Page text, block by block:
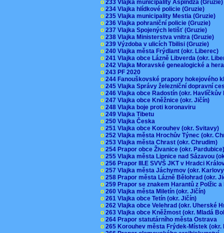
o 233 Vlajka municipality Aspindza
o 234 Vlajka hlídkové policie (Gruzie)
o 235 Vlajka municipality Mestia (Gruzie)
o 236 Vlajka pohraniční policie (Gruzie)
o 237 Vlajka Spojených letišť (Gruzie)
o 238 Vlajka Ministerstva vnitra (Gruzie)
o 239 Výzdoba v ulicích Tbilisi (Gruzie)
o 240 Vlajka města Frýdlant (okr. Liberec)
o 241 Vlajka obce Lázně Libverda (okr.
o 242 Vlajka Moravské genealogické a
o 243 PF 2020
o 244 Fanouškovské prapory hokejového
o 245 Vlajka Správy železniční dopravní
o 246 Vlajka obce Radostín (okr.
o 247 Vlajka obce Kněžnice (okr. Jičín)
o 248 Vlajka boje proti koronaviru
o 249 Vlajka Tibetu
o 250 Vlajka Česka
o 251 Vlajka obce Korouhev (okr. Svitavy)
o 252 Vlajka města Hrochův Týnec (okr.
o 253 Vlajka města Chrast (okr. Chrudim)
o 254 Prapor obce Živanice (okr.
o 255 Vlajka města Lipnice nad Sázavou
o 256 Prapor III.E SVVŠ JKT v Hradci
o 257 Vlajka města Jáchymov (okr.
o 258 Prapor města Lázně Bělohrad (okr.
o 259 Prapor se znakem Harantů z Polžic
o 260 Vlajka města Miletín (okr. Jičín)
o 261 Vlajka obce Tetín (okr. Jičín)
o 262 Vlajka obce Velehrad (okr. Uherské
o 263 Vlajka obce Kněžmost (okr. Mladá
o 264 Prapor statutárního města Ostrava
o 265 Korouhev města Frýdek-Místek